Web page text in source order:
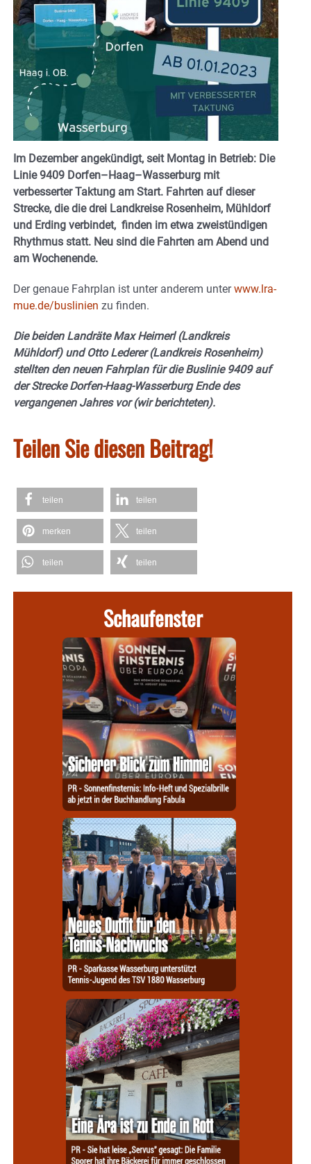
Im Dezember angekündigt, seit Montag in Betrieb: Die
Linie 9409 Dorfen–Haag–Wasserburg mit
verbesserter Taktung am Start. Fahrten auf dieser
Strecke, die die drei Landkreise Rosenheim, Mühldorf
und Erding verbindet, finden im etwa zweistündigen
Rhythmus statt. Neu sind die Fahrten am Abend und
am Wochenende.
Der genaue Fahrplan ist unter anderem unterwww.lra-
mue.de/buslinien zu finden.
Die beiden Landräte Max Heimerl (Landkreis
Mühldorf) und Otto Lederer (Landkreis Rosenheim)
stellten den neuen Fahrplan für die Buslinie 9409 auf
der Strecke Dorfen-Haag-Wasserburg Ende des
vergangenen Jahres vor (wir berichteten).
Teilen Sie diesen Beitrag!
teilen teilen
merken teilen
teilen teilen
Schaufenster